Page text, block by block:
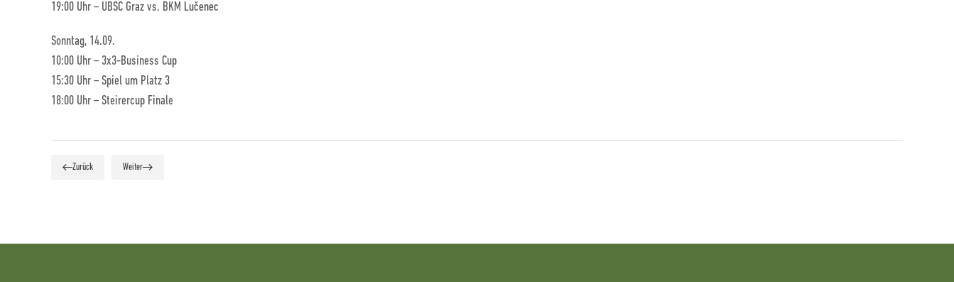
19:00 Uhr – UBSC Graz vs. BKM Lučenec
Sonntag, 14.09.
10:00 Uhr – 3x3-Business Cup
15:30 Uhr – Spiel um Platz 3
18:00 Uhr – Steirercup Finale
Zurück Weiter